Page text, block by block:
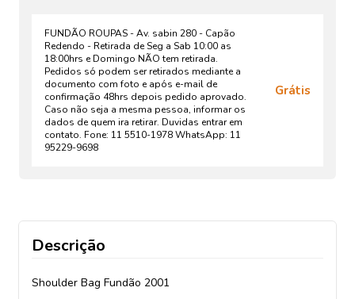
FUNDÃO ROUPAS - Av. sabin 280 - Capão
Redendo - Retirada de Seg a Sab 10:00 as
18:00hrs e Domingo NÃO tem retirada.
Pedidos só podem ser retirados mediante a
documento com foto e após e-mail de
confirmação 48hrs depois pedido aprovado.
Caso não seja a mesma pessoa, informar os
dados de quem ira retirar. Duvidas entrar em
contato. Fone: 11 5510-1978 WhatsApp: 11
95229-9698
Grátis
Descrição
Shoulder Bag Fundão 2001